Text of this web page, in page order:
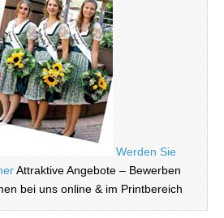
Werden Sie
Attraktive Angebote – Bewerben
bei uns online & im Printbereich